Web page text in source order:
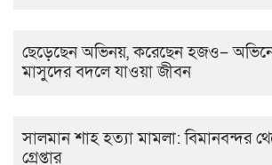
ছেড়েছেন অভিনয়, করেছেন হজও–
মাসুদের বদলে যাওয়া জীবন
সালমান শাহ হত্যা মামলা: বিমানবন্দর
গ্রেপ্তার